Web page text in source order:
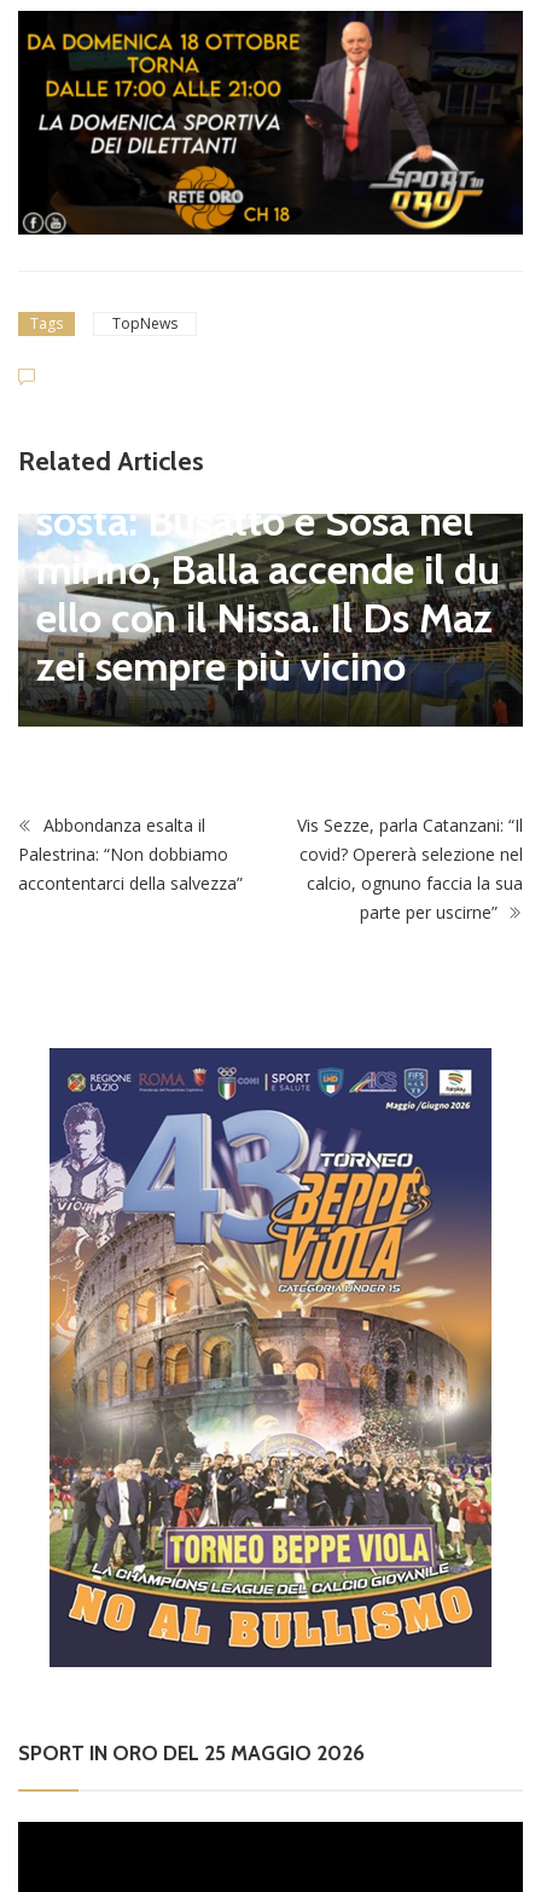
Tags TopNews
Related Articles
du
Dilettanti Serie D
Serie D, ufficializzati i
ni del campionato
027: Flaminia nell’E e
tre 8 laziali nel G
Abbondanza esalta il
Palestrina: “Non dobbiamo
Vis Sezze, parla Catanzani: “Il
covid? Opererà selezione nel
calcio, ognuno faccia la sua
SPORT IN ORO DEL 25 MAGGIO 2026